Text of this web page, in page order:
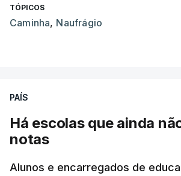
TÓPICOS
Caminha, Naufrágio
PAÍS
Há escolas que ainda
notas
Alunos e encarregados de